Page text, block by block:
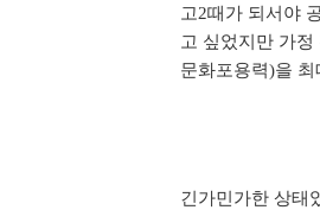
고2때가 되서야
고 싶었지만 가
문화포용력)을
긴가민가한 상태